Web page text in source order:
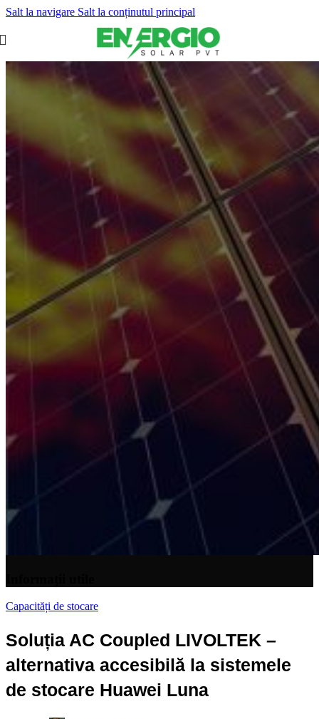
Salt la navigare Salt la conținutul principal
Capacități de stocare
Soluția AC Coupled LIVOLTEK –
alternativa accesibilă la sistemele
de stocare Huawei Luna